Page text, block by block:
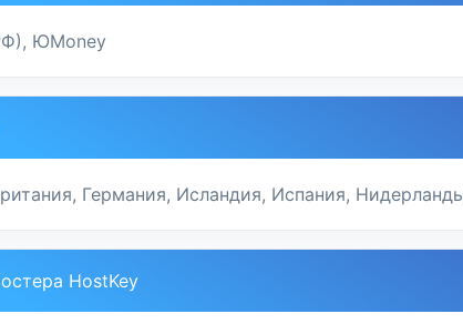
ЮMoney
Германия, Исландия, Испания,
HostKey